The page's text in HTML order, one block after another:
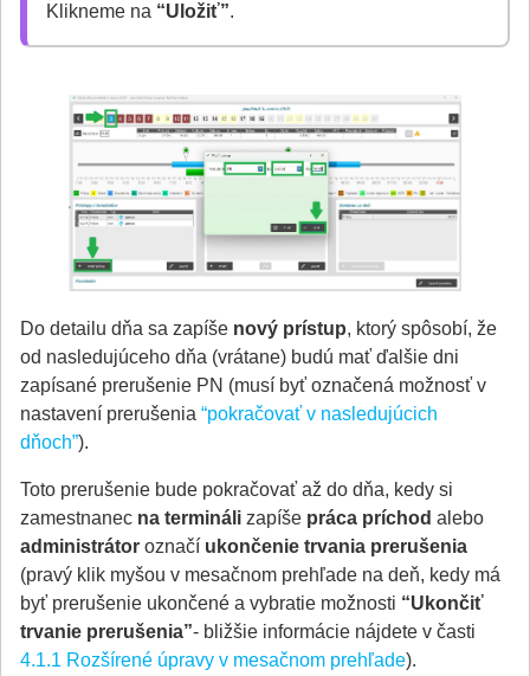
Klikneme na “Uložiť”.
Do detailu dňa sa zapíše nový prístup, ktorý spôsobí, že
od nasledujúceho dňa (vrátane) budú mať ďalšie dni
zapísané prerušenie PN (musí byť označená možnosť v
nastavení prerušenia “pokračovať v nasledujúcich
dňoch”).
Toto prerušenie bude pokračovať až do dňa, kedy si
zamestnanec na termináli zapíše práca príchod alebo
administrátor označí ukončenie trvania prerušenia
(pravý klik myšou v mesačnom prehľade na deň, kedy má
byť prerušenie ukončené a vybratie možnosti “Ukončiť
trvanie prerušenia”- bližšie informácie nájdete v časti
4.1.1 Rozšírené úpravy v mesačnom prehľade).